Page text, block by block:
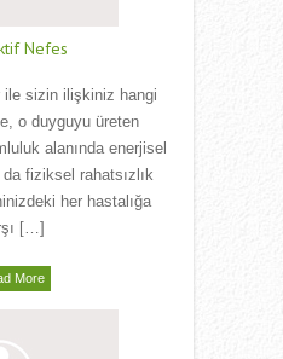
Nefes
sizin ilişkiniz hangi
o duyguyu üreten
alanında enerjisel
fiziksel rahatsızlık
her hastalığa
[…]
More